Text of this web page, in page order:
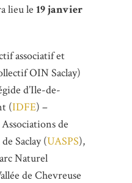
lieu le 19 janvier
associatif et
OIN Saclay)
d’Ile-de-
(IDFE) –
de
Saclay (UASPS),
Naturel
de Chevreuse